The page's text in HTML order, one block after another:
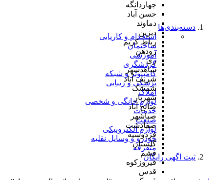
چهاردانگه
حسن آباد
دماوند
دیزین
رباط کریم
رودهن
ری
شاهدشهر
شریف آباد
شمشک
شهریار
صالح آباد
صباشهر
صفادشت
فردوسیه
گلستان
فشم
فیروزکوه
قدس
دسته‌بندی‌ها
استخدام و کاریابی
ساختمان
آموزشی
گردشگری
کامپیوتر و شبکه
پزشکی و زیبایی
املاک
لوازم خانگی و شخصی
خدمات
صنعت
لوازم الکترونیکی
خودرو و وسایل نقلیه
متفرقه
ثبت اگهی رایگان